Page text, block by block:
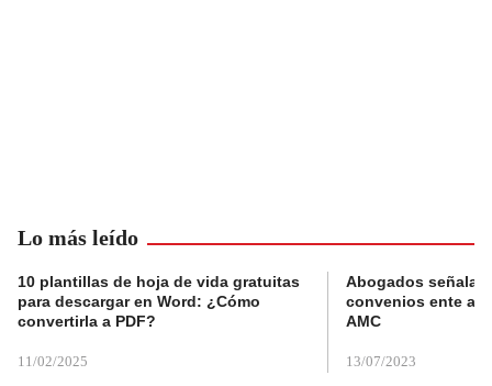
Lo más leído
10 plantillas de hoja de vida gratuitas
para descargar en Word: ¿Cómo
convertirla a PDF?
11/02/2025
Abogados
convenios ente
AMC
13/07/2023